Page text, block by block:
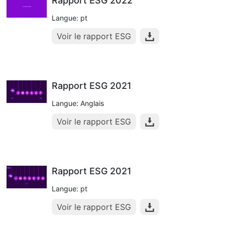
Langue: pt
Voir le rapport ESG
Rapport ESG 2021
Langue: Anglais
Voir le rapport ESG
Rapport ESG 2021
Langue: pt
Voir le rapport ESG